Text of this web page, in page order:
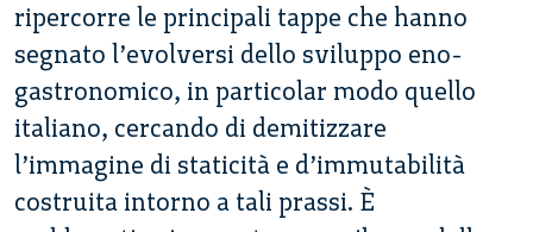
ripercorre le principali tappe che hanno
segnato l’evolversi dello sviluppo eno-
gastronomico, in particolar modo quello
italiano, cercando di demitizzare
l’immagine di staticità e d’immutabilità
costruita intorno a tali prassi. È